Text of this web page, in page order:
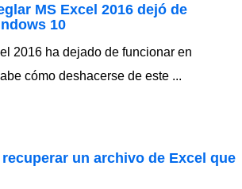
MS Excel 2016 dejó de
10
2016 ha dejado de funcionar en
cómo deshacerse de este ...
un archivo de Excel que